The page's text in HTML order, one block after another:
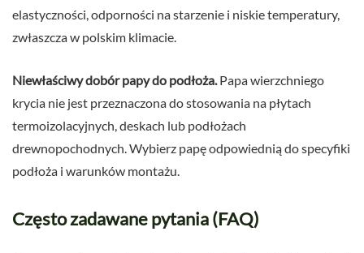
elastyczności, odporności na starzenie i niskie temperatury,
zwłaszcza w polskim klimacie.
Niewłaściwy dobór papy do podłoża.Papa wierzchniego
krycia nie jest przeznaczona do stosowania na płytach
termoizolacyjnych, deskach lub podłożach
drewnopochodnych. Wybierz papę odpowiednią do specyfiki
podłoża i warunków montażu.
Często zadawane pytania (FAQ)